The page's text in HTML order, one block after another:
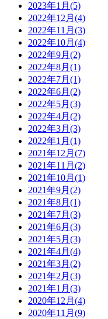
2023年1月(5)
2022年12月(4)
2022年11月(3)
2022年10月(4)
2022年9月(2)
2022年8月(1)
2022年7月(1)
2022年6月(2)
2022年5月(3)
2022年4月(2)
2022年3月(3)
2022年1月(1)
2021年12月(7)
2021年11月(2)
2021年10月(1)
2021年9月(2)
2021年8月(1)
2021年7月(3)
2021年6月(3)
2021年5月(3)
2021年4月(4)
2021年3月(2)
2021年2月(3)
2021年1月(3)
2020年12月(4)
2020年11月(9)